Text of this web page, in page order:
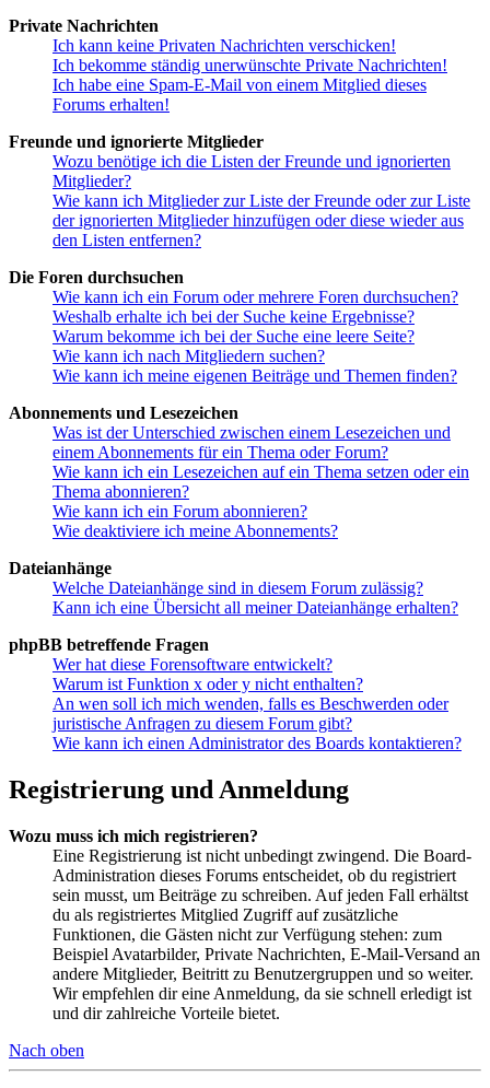
Private Nachrichten
Ich kann keine Privaten Nachrichten verschicken!
Ich bekomme ständig unerwünschte Private Nachrichten!
Ich habe eine Spam-E-Mail von einem Mitglied dieses
Forums erhalten!
Freunde und ignorierte Mitglieder
Wozu benötige ich die Listen der Freunde und ignorierten
Mitglieder?
Wie kann ich Mitglieder zur Liste der Freunde oder zur Liste
der ignorierten Mitglieder hinzufügen oder diese wieder aus
den Listen entfernen?
Die Foren durchsuchen
Wie kann ich ein Forum oder mehrere Foren durchsuchen?
Weshalb erhalte ich bei der Suche keine Ergebnisse?
Warum bekomme ich bei der Suche eine leere Seite?
Wie kann ich nach Mitgliedern suchen?
Wie kann ich meine eigenen Beiträge und Themen finden?
Abonnements und Lesezeichen
Was ist der Unterschied zwischen einem Lesezeichen und
einem Abonnements für ein Thema oder Forum?
Wie kann ich ein Lesezeichen auf ein Thema setzen oder ein
Thema abonnieren?
Wie kann ich ein Forum abonnieren?
Wie deaktiviere ich meine Abonnements?
Dateianhänge
Welche Dateianhänge sind in diesem Forum zulässig?
Kann ich eine Übersicht all meiner Dateianhänge erhalten?
phpBB betreffende Fragen
Wer hat diese Forensoftware entwickelt?
Warum ist Funktion x oder y nicht enthalten?
An wen soll ich mich wenden, falls es Beschwerden oder
juristische Anfragen zu diesem Forum gibt?
Wie kann ich einen Administrator des Boards kontaktieren?
Registrierung und Anmeldung
Wozu muss ich mich registrieren?
Eine Registrierung ist nicht unbedingt zwingend. Die Board-
Administration dieses Forums entscheidet, ob du registriert
sein musst, um Beiträge zu schreiben. Auf jeden Fall erhältst
du als registriertes Mitglied Zugriff auf zusätzliche
Funktionen, die Gästen nicht zur Verfügung stehen: zum
Beispiel Avatarbilder, Private Nachrichten, E-Mail-Versand an
andere Mitglieder, Beitritt zu Benutzergruppen und so weiter.
Wir empfehlen dir eine Anmeldung, da sie schnell erledigt ist
und dir zahlreiche Vorteile bietet.
Nach oben